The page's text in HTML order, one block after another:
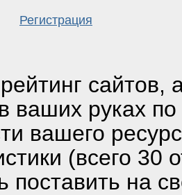
Регистрация
рейтинг
ваших руках по
вашего
(всего 30
поставить на